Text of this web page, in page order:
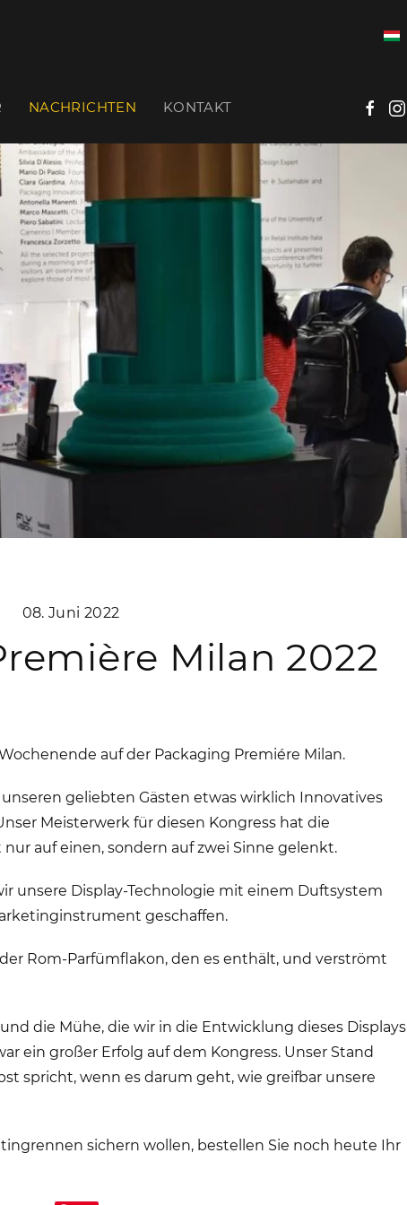
NACHRICHTEN KONTAKT
08. Juni 2022
Milan 2022
auf der Packaging Premiére Milan.
geliebten Gästen etwas wirklich Innovatives
Meisterwerk für diesen Kongress hat die
auf einen, sondern auf zwei Sinne gelenkt.
unsere Display-Technologie mit einem Duftsystem
geschaffen.
Rom-Parfümflakon, den es enthält, und verströmt
die Mühe, die wir in die Entwicklung dieses Displays
ein großer Erfolg auf dem Kongress. Unser Stand
spricht, wenn es darum geht, wie greifbar unsere
sichern wollen, bestellen Sie noch heute Ihr